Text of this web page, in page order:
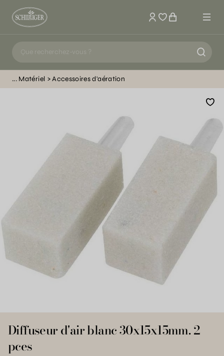
Mon compte
Matériel Accessoires d'aération
Diffuseur d'air blanc 30x15x15mm. 2
pces